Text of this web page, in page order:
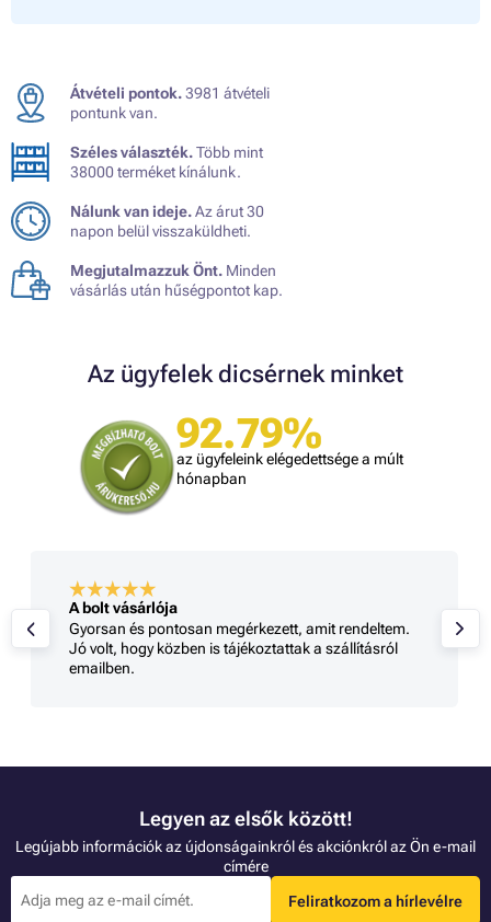
Átvételi pontok.3981 átvételi
pontunk van.
Széles választék.Több mint
38000 terméket kínálunk.
Nálunk van ideje.Az árut 30
napon belül visszaküldheti.
Megjutalmazzuk Önt. Minden
vásárlás után hűségpontot kap.
Az ügyfelek dicsérnek minket
92.79%
az ügyfeleink elégedettsége a múlt
hónapban
A bolt vásárlója
Gyorsan és pontosan megérkezett, amit rendeltem.
Jó volt, hogy közben is tájékoztattak a szállításról
emailben.
Legyen az elsők között!
Legújabb információk az újdonságainkról és akciónkról az Ön e-mail
címére
Feliratkozom a hírlevélre